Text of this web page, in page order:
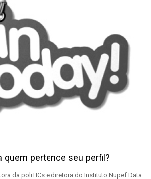
quem pertence seu perfil?
da poliTICs e diretora do Instituto Nupef Data